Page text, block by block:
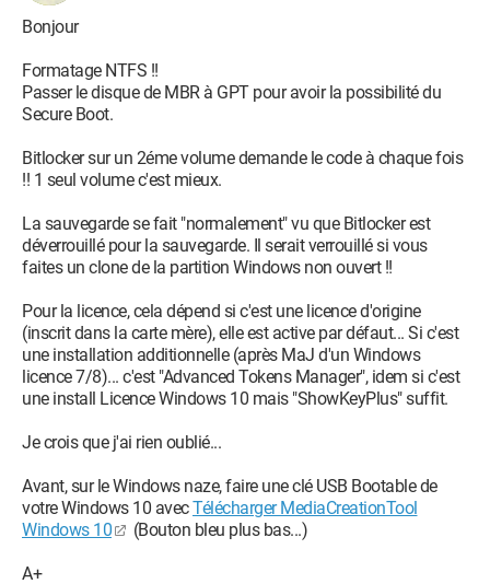
mon message trop long, j'ai juste essayé d'être clair.
pour ce Week-end, je suis sûr que j'en aurai ;-) )
Bonjour
Formatage NTFS !!
Passer le disque de MBR à GPT pour avoir la possibilité du
Secure Boot.
Bitlocker sur un 2éme volume demande le code à chaque fois
!! 1 seul volume c'est mieux.
La sauvegarde se fait "normalement" vu que Bitlocker est
déverrouillé pour la sauvegarde. Il serait verrouillé si vous
faites un clone de la partition Windows non ouvert !!
Pour la licence, cela dépend si c'est une licence d'origine
(inscrit dans la carte mère), elle est active par défaut... Si c'est
une installation additionnelle (après MaJ d'un Windows
licence 7/8)... c'est "Advanced Tokens Manager", idem si c'est
une install Licence Windows 10 mais "ShowKeyPlus" suffit.
Je crois que j'ai rien oublié...
Avant, sur le Windows naze, faire une clé USB Bootable de
votre Windows 10 avecTélécharger MediaCreationTool
Windows 10
(Bouton bleu plus bas...)
A+